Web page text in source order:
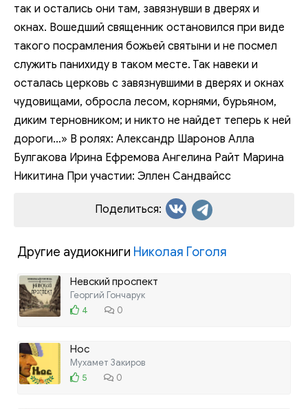
так и остались они там, завязнувши в дверях и
окнах. Вошедший священник остановился при виде
такого посрамления божьей святыни и не посмел
служить панихиду в таком месте. Так навеки и
осталась церковь с завязнувшими в дверях и окнах
чудовищами, обросла лесом, корнями, бурьяном,
диким терновником; и никто не найдет теперь к ней
дороги…» В ролях: Александр Шаронов Алла
Булгакова Ирина Ефремова Ангелина Райт Марина
Никитина При участии: Эллен Сандвайсс
Поделиться:
Другие аудиокниги Николая Гоголя
Невский проспект
Георгий Гончарук
4
0
Нос
Мухамет Закиров
5
0